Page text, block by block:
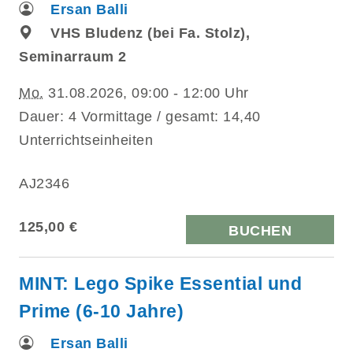
Ersan Balli
VHS Bludenz (bei Fa. Stolz),
Seminarraum 2
Mo. 31.08.2026, 09:00 - 12:00 Uhr
Dauer: 4 Vormittage / gesamt: 14,40
Unterrichtseinheiten
AJ2346
125,00 € BUCHEN
MINT: Lego Spike Essential und
Prime (6-10 Jahre)
Ersan Balli